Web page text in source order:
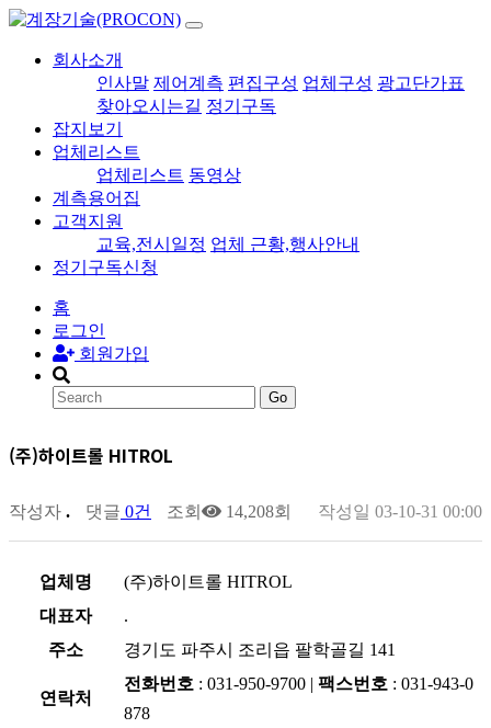
회사소개
인사말 제어계측 편집구성 업체구성 광고단가표
찾아오시는길 정기구독
잡지보기
업체리스트
업체리스트 동영상
계측용어집
고객지원
교육,전시일정 업체 근황,행사안내
정기구독신청
홈
로그인
회원가입
Go
(주)하이트롤 HITROL
작성자 . 댓글 0건 조회 14,208회 작성일 03-10-31 00:00
업체명
(주)하이트롤 HITROL
대표자
.
주소
경기도 파주시 조리읍 팔학골길 141
연락처
전화번호 : 031-950-9700 | 팩스번호 : 031-943-0
878